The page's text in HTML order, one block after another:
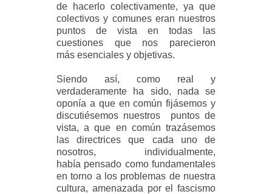
de hacerlo colectivamente, ya que
colectivos y comunes eran nuestros
puntos de vista en todas las
cuestiones que nos parecieron
más esenciales y objetivas.
Siendo así, como real y
verdaderamente ha sido, nada se
oponía a que en común fijásemos y
discutiésemos nuestros puntos de
vista, a que en común trazásemos
las directrices que cada uno de
nosotros, individualmente,
había pensado como fundamentales
en torno a los problemas de nuestra
cultura, amenazada por el fascismo